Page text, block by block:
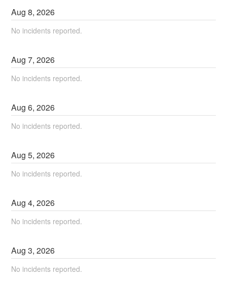
Aug8,2026
No incidents reported.
Aug7,2026
No incidents reported.
Aug6,2026
No incidents reported.
Aug5,2026
No incidents reported.
Aug4,2026
No incidents reported.
Aug3,2026
No incidents reported.